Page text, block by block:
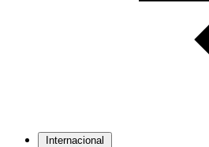
Internacional